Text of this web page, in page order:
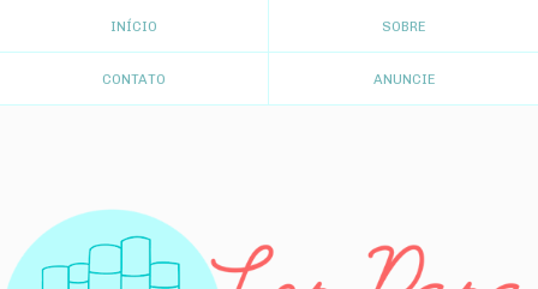
INÍCIO SOBRE
CONTATO ANUNCIE